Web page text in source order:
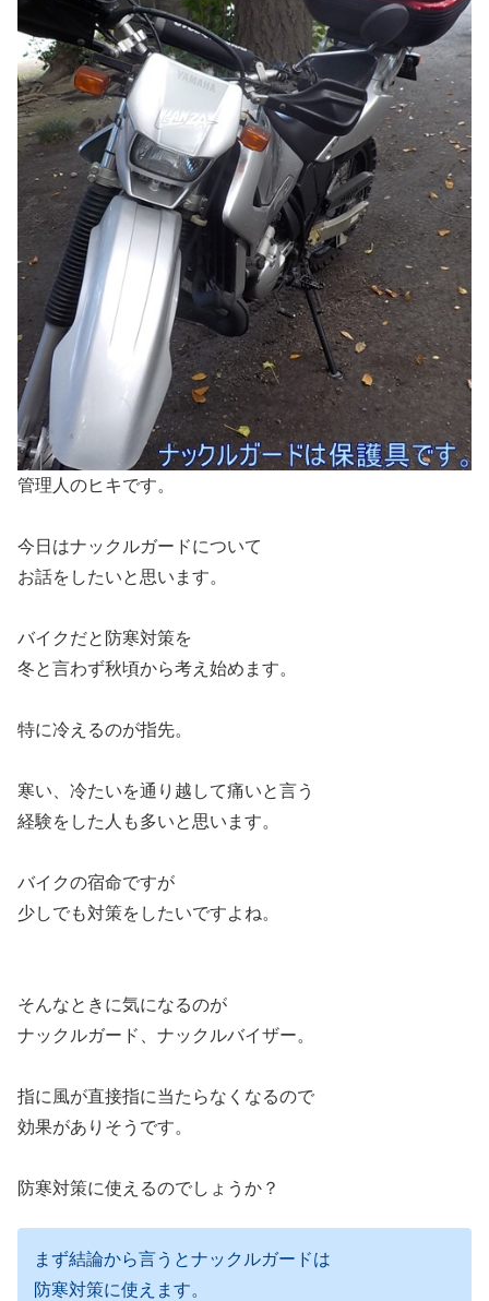
管理人のヒキです。
今日はナックルガードについて
お話をしたいと思います。
バイクだと防寒対策を
冬と言わず秋頃から考え始めます。
特に冷えるのが指先。
寒い、冷たいを通り越して痛いと言う
経験をした人も多いと思います。
バイクの宿命ですが
少しでも対策をしたいですよね。
そんなときに気になるのが
ナックルガード、ナックルバイザー。
指に風が直接指に当たらなくなるので
効果がありそうです。
防寒対策に使えるのでしょうか？
まず結論から言うとナックルガードは
防寒対策に使えます。